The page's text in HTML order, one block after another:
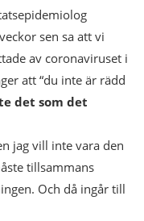
sen sa att vi
av coronaviruset i
att “du inte är rädd
det som det
jag vill inte vara den
tillsammans
Och då ingår till